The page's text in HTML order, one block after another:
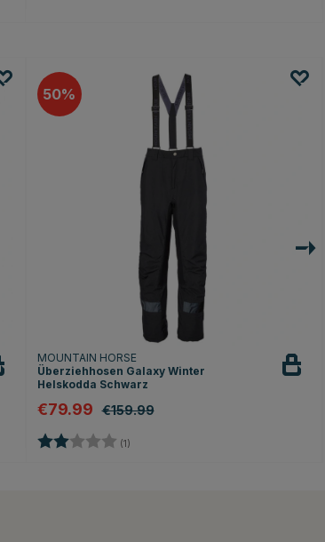
50
MOUNTAIN HORSE
Überziehhosen Galaxy Winter
Helskodda Schwarz
€79.99 €159.99
Bewertung: (1)